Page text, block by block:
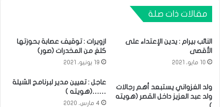
مقالات ذات صلة
النائب بيرام : يدين الإعتداء على
الأقصى
10 مايو، 2021
ازويرات : توقيف عصابة بحوزتها
كلغ من المخدرات (صور)
19 يونيو، 2021
ولد الغزواني يستبعد أهم رجالات
ولد عبد العزيز داخل القصر (هويته
عاجل : تعيين مدير لبرنامج الشيلة
……(هويته )
4 مارس، 2020